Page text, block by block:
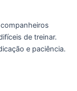
de treinar.
e paciência.